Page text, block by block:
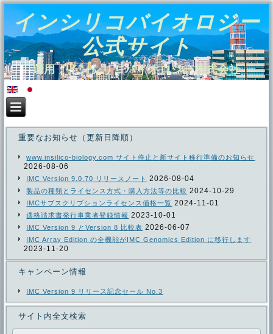
インシリコバイオロジー
公式サイト
運用：インシリコバイオロジー株式会社
重要なお知らせ（更新日降順）
www.insilico-biology.com サイト停止と新サイト移行準備のお知らせ
2026-08-06
IMC Version 9.0.70 リリースノート 2026-08-04
製品の種類とライセンス方式・購入方法等の比較 2024-10-29
IMCサブスクリプションライセンス価格一覧 2024-11-01
適格請求書発行事業者登録情報 2023-10-01
IMC Version 9 とVersion 8 比較表 2026-06-07
IMC Array Edition の全機能がIMC Genomics Edition に移行します
2023-11-20
キャンペーン情報
IMC Version 9 リリース記念セール No.3
サイト内全文検索